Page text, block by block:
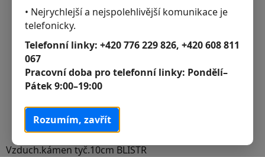
• Nejrychlejší a nejspolehlivější komunikace je
telefonicky.
Telefonní linky: +420 776 229 826, +420 608 811
067
Pracovní doba pro telefonní linky: Pondělí–
Pátek 9:00–19:00
Rozumím, zavřít
Vzduch.kámen tyč.10cm BLISTR